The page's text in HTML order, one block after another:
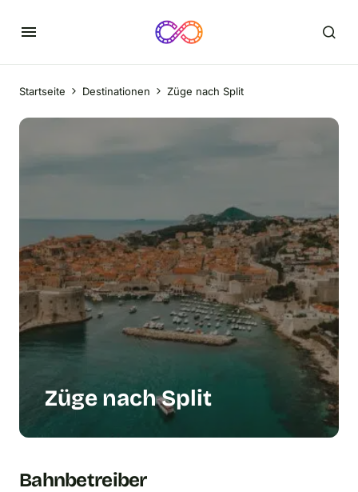
Startseite Destinationen Züge nach Split
Züge nach Split
Bahnbetreiber